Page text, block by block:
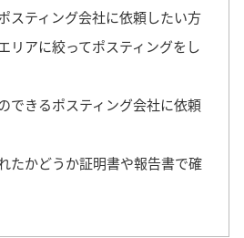
スティング会社に依頼したい方
リアに絞ってポスティングをし
できるポスティング会社に依頼
たかどうか証明書や報告書で確